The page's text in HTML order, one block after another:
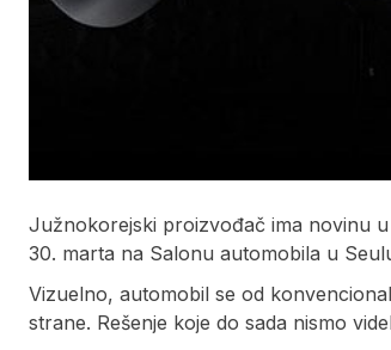
Južnokorejski proizvođač ima novinu
30. marta na Salonu automobila u
Vizuelno, automobil se od
strane. Rešenje koje do sada nismo